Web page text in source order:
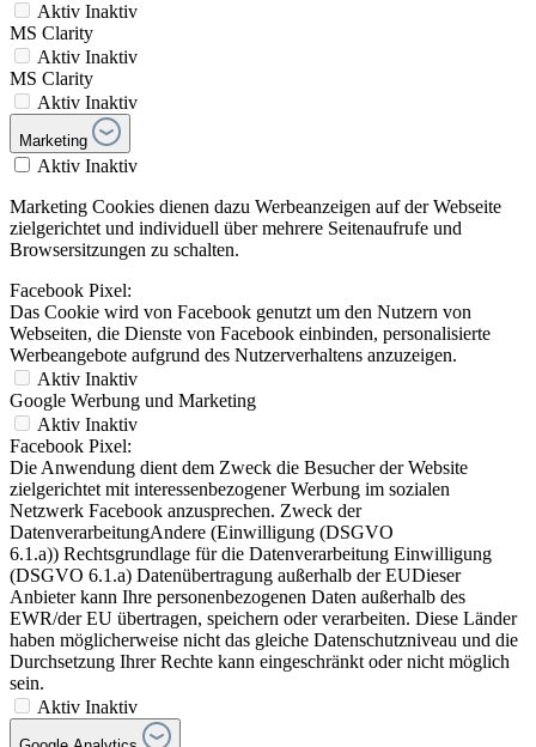
Aktiv Inaktiv
MS Clarity
Aktiv Inaktiv
MS Clarity
Aktiv Inaktiv
Marketing
Aktiv Inaktiv
Marketing Cookies dienen dazu Werbeanzeigen auf der Webseite
zielgerichtet und individuell über mehrere Seitenaufrufe und
Browsersitzungen zu schalten.
Facebook Pixel:
Das Cookie wird von Facebook genutzt um den Nutzern von
Webseiten, die Dienste von Facebook einbinden, personalisierte
Werbeangebote aufgrund des Nutzerverhaltens anzuzeigen.
Aktiv Inaktiv
Google Werbung und Marketing
Aktiv Inaktiv
Facebook Pixel:
Die Anwendung dient dem Zweck die Besucher der Website
zielgerichtet mit interessenbezogener Werbung im sozialen
Netzwerk Facebook anzusprechen. Zweck der
DatenverarbeitungAndere (Einwilligung (DSGVO
6.1.a)) Rechtsgrundlage für die Datenverarbeitung Einwilligung
(DSGVO 6.1.a) Datenübertragung außerhalb der EUDieser
Anbieter kann Ihre personenbezogenen Daten außerhalb des
EWR/der EU übertragen, speichern oder verarbeiten. Diese Länder
haben möglicherweise nicht das gleiche Datenschutzniveau und die
Durchsetzung Ihrer Rechte kann eingeschränkt oder nicht möglich
sein.
Aktiv Inaktiv